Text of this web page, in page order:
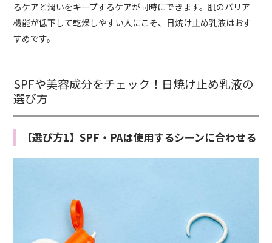
るケアと潤いをキープするケアが同時にできます。肌のバリア
機能が低下して乾燥しやすい人にこそ、日焼け止め乳液はおす
すめです。
SPFや美容成分をチェック！日焼け止め乳液の
選び方
【選び方1】SPF・PAは使用するシーンに合わせる